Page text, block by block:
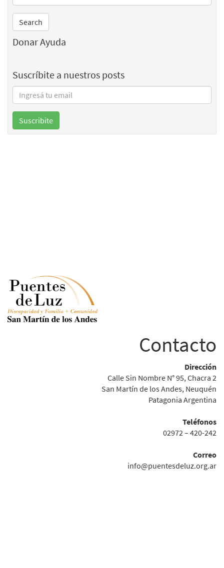
Donar Ayuda
Suscríbite a nuestros posts
Contacto
Dirección
Calle Sin Nombre N° 95, Chacra 2
San Martín de los Andes, Neuquén
Patagonia Argentina
Teléfonos
02972 – 420-242
Correo
info@puentesdeluz.org.ar